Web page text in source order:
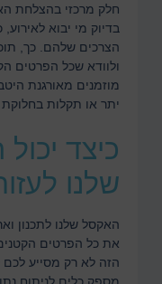
חלק מרכזי בהצלחת
בדיוק מי יבוא
הצרכים שלהם. כך,
ולוודא שכל הפרטים
מוזמנים מאורגנת
יתר או תקלות
כיצד
שלנו
האקסל שלנו לתכנון
את כל הפרטים
הזה לא רק מסייע